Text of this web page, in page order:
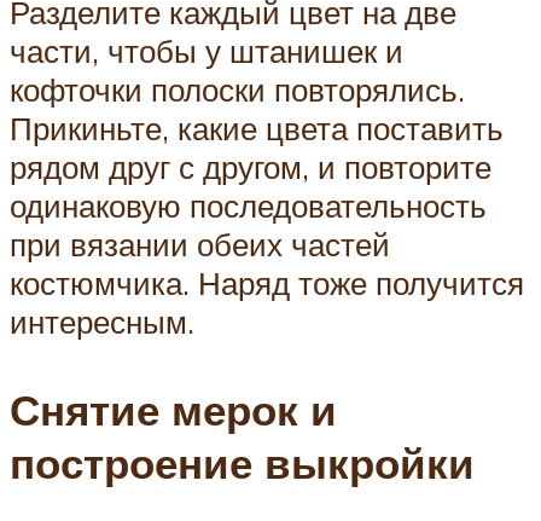
Разделите каждый цвет на две
части, чтобы у штанишек и
кофточки полоски повторялись.
Прикиньте, какие цвета поставить
рядом друг с другом, и повторите
одинаковую последовательность
при вязании обеих частей
костюмчика. Наряд тоже получится
интересным.
Снятие мерок и
построение выкройки